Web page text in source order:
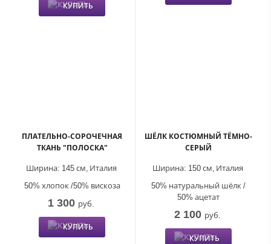
КУПИТЬ
ПЛАТЕЛЬНО-СОРОЧЕЧНАЯ
ТКАНЬ "ПОЛОСКА"
Италия
Ширина: 145 см,
50% хлопок /50% вискоза
1 300 руб.
КУПИТЬ
ШЁЛК КОСТЮМНЫЙ ТЁМНО-
СЕРЫЙ
Италия
Ширина: 150 см,
50% натуральный шёлк /
50% ацетат
2 100 руб.
КУПИТЬ